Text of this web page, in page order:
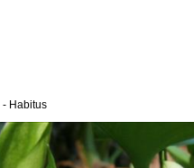
- Habitus